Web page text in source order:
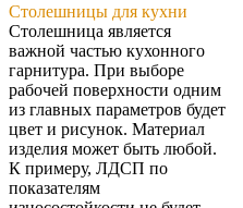
Столешницы для кухни
Столешница является
важной частью кухонного
гарнитура. При выборе
рабочей поверхности одним
из главных параметров будет
цвет и рисунок. Материал
изделия может быть любой.
К примеру, ЛДСП по
показателям